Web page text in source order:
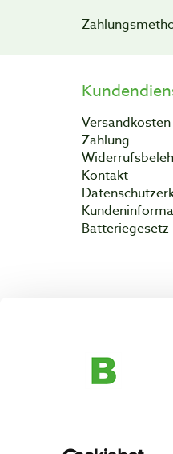
Versandkosten
Zahlung
Kontakt
Batteriegesetz